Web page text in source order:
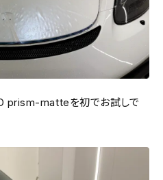
prism-matteを初でお試しで